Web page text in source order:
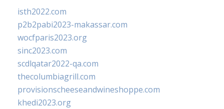
isth2022.com
p2b2pabi2023-makassar.com
wocfparis2023.org
sinc2023.com
scdlqatar2022-qa.com
thecolumbiagrill.com
provisionscheeseandwineshoppe.com
khedi2023.org